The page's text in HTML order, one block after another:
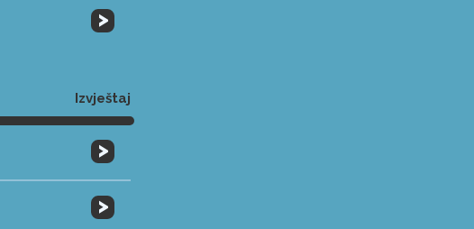
>
Izvještaj
>
>